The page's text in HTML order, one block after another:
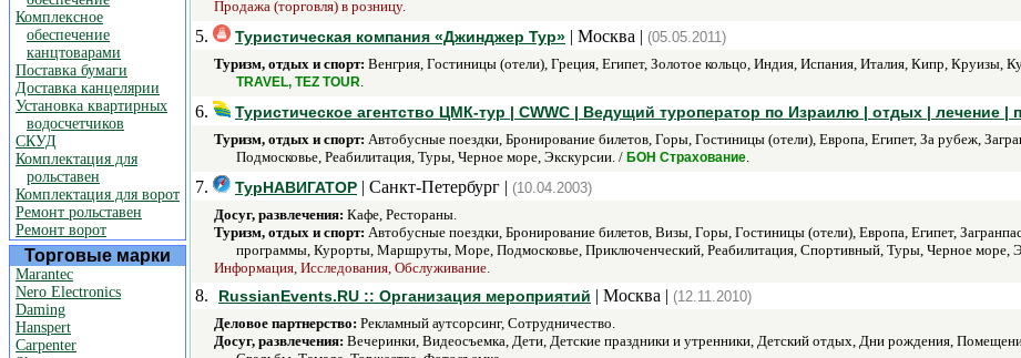
Комплексное
обеспечение
канцтоварами
Поставка бумаги
Доставка канцелярии
Установка квартирных
водосчетчиков
СКУД
Комплектация для
рольставен
Комплектация для ворот
Ремонт рольставен
Ремонт ворот
Торговые марки
Marantec
Nero Electronics
Daming
Hanspert
Carpenter
Продажа (торговля) в розницу.
5. Туристическая компания «Джинджер Тур» | Москва | (05.05.2011)
Туризм, отдых и спорт: Венгрия, Гостиницы (отели), Греция, Египет, Золотое кольцо, Индия, Испания, Италия, Кипр,
TRAVEL, TEZ TOUR.
6. Туристическое агентство ЦМК-тур | CWWC | Ведущий туроператор по Израилю | отдых | лечение |
Туризм, отдых и спорт: Автобусные поездки, Бронирование билетов, Горы, Гостиницы (отели), Европа, Египет, За рубеж,
Подмосковье, Реабилитация, Туры, Черное море, Экскурсии. / БОН Страхование.
7. ТурНАВИГАТОР | Санкт-Петербург | (10.04.2003)
Досуг, развлечения: Кафе, Рестораны.
Туризм, отдых и спорт: Автобусные поездки, Бронирование билетов, Визы, Горы, Гостиницы (отели), Европа, Египет,
программы, Курорты, Маршруты, Море, Подмосковье, Приключенческий, Реабилитация, Спортивный, Туры, Черное море,
Информация, Исследования, Обслуживание.
8. RussianEvents.RU :: Организация мероприятий | Москва | (12.11.2010)
Деловое партнерство: Рекламный аутсорсинг, Сотрудничество.
Досуг, развлечения: Вечеринки, Видеосъемка, Дети, Детские праздники и утренники, Детский отдых, Дни рождения,